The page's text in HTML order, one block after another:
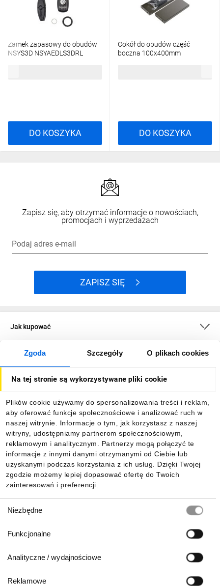
Zgoda Szczegóły O plikach cookies
Na tej stronie są wykorzystywane pliki cookie
Plików cookie używamy do spersonalizowania treści i reklam,
aby oferować funkcje społecznościowe i analizować ruch w
naszej witrynie. Informacje o tym, jak korzystasz z naszej
witryny, udostępniamy partnerom społecznościowym,
reklamowym i analitycznym. Partnerzy mogą połączyć te
informacje z innymi danymi otrzymanymi od Ciebie lub
uzyskanymi podczas korzystania z ich usług. Dzięki Twojej
zgodzie możemy lepiej dopasować ofertę do Twoich
zainteresowań i preferencji.
zgody
Niezbędne
Funkcjonalne
Analityczne / wydajnościowe
Reklamowe
Zamek zapasowy do obudów
NSYS3D NSYAEDLS3DRL
DO KOSZYKA
Cokół do obudów część
boczna 100x400mm
DO KOSZYKA
Zapisz się, aby otrzymać informacje o nowościach,
promocjach i wyprzedażach
Podaj adres e-mail
ZAPISZ SIĘ
Jak kupować
O firmie
Informacje
Pobierz naszą aplikację mobilną: